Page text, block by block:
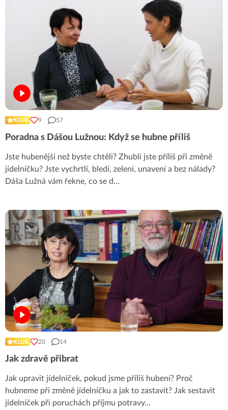
KLUB 9 57
Poradna s Dášou Lužnou: Když se hubne příliš
Jste hubenější než byste chtěli? Zhubli jste příliš při změně
jídelníčku? Jste vychrtlí, bledí, zelení, unavení a bez nálady?
Dáša Lužná vám řekne, co se d...
KLUB 20 14
Jak zdravě přibrat
Jak upravit jídelníček, pokud jsme příliš hubení? Proč
hubneme při změně jídelníčku a jak to zastavit? Jak sestavit
jídelníček při poruchách příjmu potravy...